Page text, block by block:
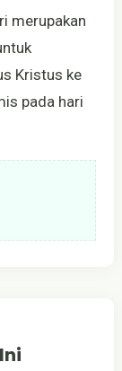
merupakan
Kristus ke
pada hari